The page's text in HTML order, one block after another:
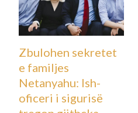
Zbulohen sekretet
e familjes
Netanyahu: Ish-
oficeri i sigurisë